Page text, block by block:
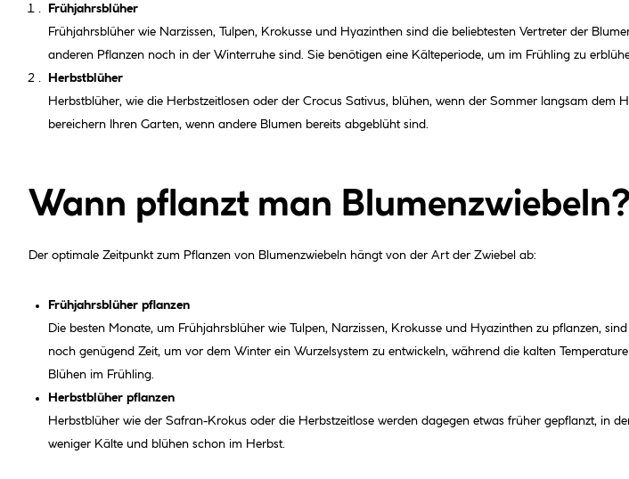
Frühjahrsblüher
Frühjahrsblüher wie Narzissen, Tulpen, Krokusse und Hyazinthen sind die beliebtesten Vertreter der
anderen Pflanzen noch in der Winterruhe sind. Sie benötigen eine Kälteperiode, um im Frühling zu
Herbstblüher
Herbstblüher, wie die Herbstzeitlosen oder der Crocus Sativus, blühen, wenn der Sommer langsam
bereichern Ihren Garten, wenn andere Blumen bereits abgeblüht sind.
Wann pflanzt man Blumenzwiebeln?
Der optimale Zeitpunkt zum Pflanzen von Blumenzwiebeln hängt von der Art der Zwiebel ab:
Frühjahrsblüher pflanzen
Die besten Monate, um Frühjahrsblüher wie Tulpen, Narzissen, Krokusse und Hyazinthen zu pflanzen,
noch genügend Zeit, um vor dem Winter ein Wurzelsystem zu entwickeln, während die kalten
Blühen im Frühling.
Herbstblüher pflanzen
Herbstblüher wie der Safran-Krokus oder die Herbstzeitlose werden dagegen etwas früher gepflanzt, in
weniger Kälte und blühen schon im Herbst.